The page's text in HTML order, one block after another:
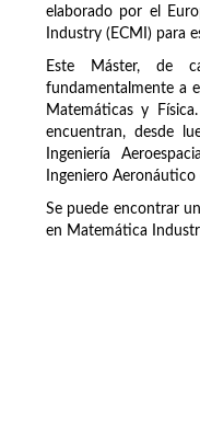
elaborado por el
Industry (ECMI) para
Este Máster, de
fundamentalmente a
Matemáticas y
encuentran, desde
Ingeniería
Ingeniero
Se puede encontrar
en Matemática